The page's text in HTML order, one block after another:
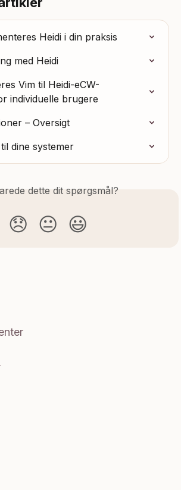
Heidi i din praksis
med Heidi
Vim til Heidi-eCW-
individuelle brugere
– Oversigt
dine systemer
dette dit spørgsmål?
😞 😐 😃